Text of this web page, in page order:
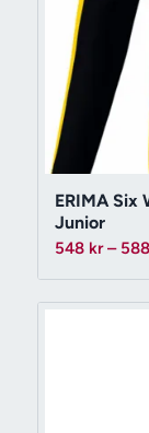
ERIMA Six
Junior
548 kr – 588